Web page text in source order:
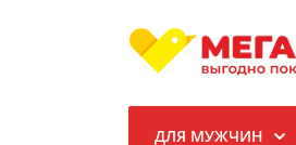
ДЛЯ МУЖЧИН